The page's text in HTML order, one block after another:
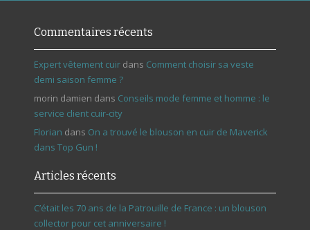
Commentaires récents
Expert vêtement cuirdans Comment choisir sa veste
demi saison femme ?
morin damien dans Conseils mode femme et homme : le
service client cuir-city
Florian dans On a trouvé le blouson en cuir de Maverick
dans Top Gun !
Articles récents
C’était les 70 ans de la Patrouille de France : un blouson
collector pour cet anniversaire !